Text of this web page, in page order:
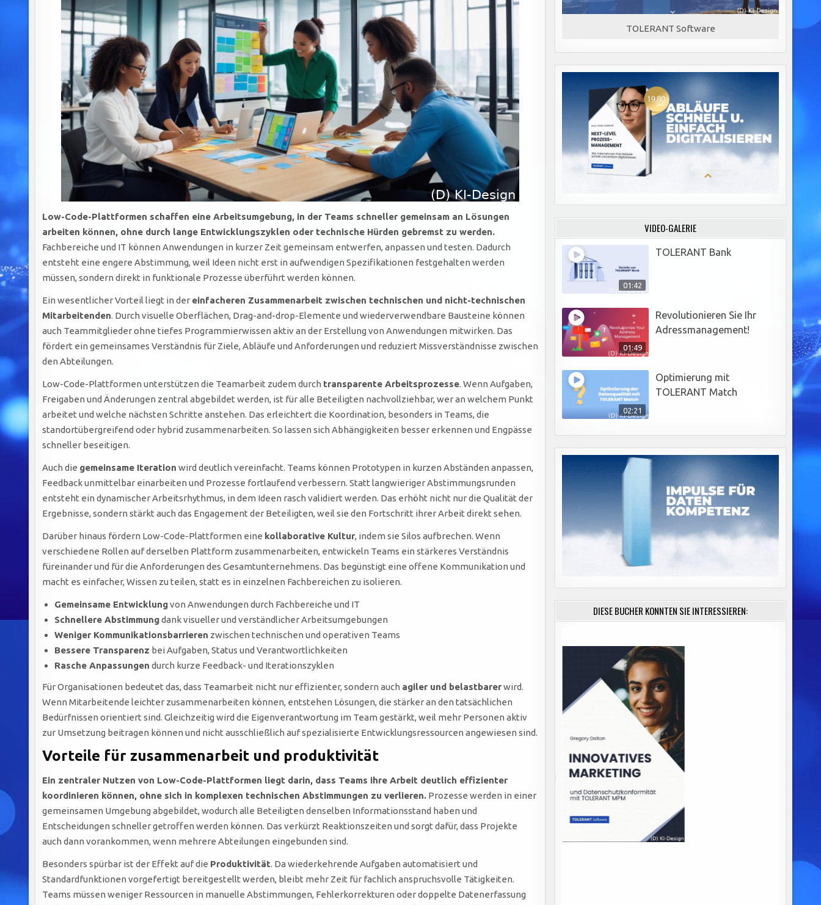
Low-Code-Plattformen schaffen eine Arbeitsumgebung, in der Teams schneller gemeinsam an Lösungen
arbeiten können, ohne durch lange Entwicklungszyklen oder technische Hürden gebremst zu werden.
Fachbereiche und IT können Anwendungen in kurzer Zeit gemeinsam entwerfen, anpassen und testen. Dadurch
entsteht eine engere Abstimmung, weil Ideen nicht erst in aufwendigen Spezifikationen festgehalten werden
müssen, sondern direkt in funktionale Prozesse überführt werden können.
Ein wesentlicher Vorteil liegt in der einfacheren Zusammenarbeit zwischen technischen und nicht-technischen
Mitarbeitenden. Durch visuelle Oberflächen, Drag-and-drop-Elemente und wiederverwendbare Bausteine können
auch Teammitglieder ohne tiefes Programmierwissen aktiv an der Erstellung von Anwendungen mitwirken. Das
fördert ein gemeinsames Verständnis für Ziele, Abläufe und Anforderungen und reduziert Missverständnisse zwischen
den Abteilungen.
Low-Code-Plattformen unterstützen die Teamarbeit zudem durch transparente Arbeitsprozesse. Wenn Aufgaben,
Freigaben und Änderungen zentral abgebildet werden, ist für alle Beteiligten nachvollziehbar, wer an welchem Punkt
arbeitet und welche nächsten Schritte anstehen. Das erleichtert die Koordination, besonders in Teams, die
standortübergreifend oder hybrid zusammenarbeiten. So lassen sich Abhängigkeiten besser erkennen und Engpässe
schneller beseitigen.
Auch die gemeinsame Iteration wird deutlich vereinfacht. Teams können Prototypen in kurzen Abständen anpassen,
Feedback unmittelbar einarbeiten und Prozesse fortlaufend verbessern. Statt langwieriger Abstimmungsrunden
entsteht ein dynamischer Arbeitsrhythmus, in dem Ideen rasch validiert werden. Das erhöht nicht nur die Qualität der
Ergebnisse, sondern stärkt auch das Engagement der Beteiligten, weil sie den Fortschritt ihrer Arbeit direkt sehen.
Darüber hinaus fördern Low-Code-Plattformen eine kollaborative Kultur, indem sie Silos aufbrechen. Wenn
verschiedene Rollen auf derselben Plattform zusammenarbeiten, entwickeln Teams ein stärkeres Verständnis
füreinander und für die Anforderungen des Gesamtunternehmens. Das begünstigt eine offene Kommunikation und
macht es einfacher, Wissen zu teilen, statt es in einzelnen Fachbereichen zu isolieren.
Gemeinsame Entwicklungvon Anwendungen durch Fachbereiche und IT
Schnellere Abstimmungdank visueller und verständlicher Arbeitsumgebungen
Weniger Kommunikationsbarrieren zwischen technischen und operativen Teams
Bessere Transparenz bei Aufgaben, Status und Verantwortlichkeiten
Rasche Anpassungen durch kurze Feedback- und Iterationszyklen
Für Organisationen bedeutet das, dass Teamarbeit nicht nur effizienter, sondern auch agiler und belastbarerwird.
Wenn Mitarbeitende leichter zusammenarbeiten können, entstehen Lösungen, die stärker an den tatsächlichen
Bedürfnissen orientiert sind. Gleichzeitig wird die Eigenverantwortung im Team gestärkt, weil mehr Personen aktiv
zur Umsetzung beitragen können und nicht ausschließlich auf spezialisierte Entwicklungsressourcen angewiesen sind.
Vorteile für zusammenarbeit und produktivität
Ein zentraler Nutzen von Low-Code-Plattformen liegt darin, dass Teams ihre Arbeit deutlich effizienter
koordinieren können, ohne sich in komplexen technischen Abstimmungen zu verlieren. Prozesse werden in einer
gemeinsamen Umgebung abgebildet, wodurch alle Beteiligten denselben Informationsstand haben und
Entscheidungen schneller getroffen werden können. Das verkürzt Reaktionszeiten und sorgt dafür, dass Projekte
auch dann vorankommen, wenn mehrere Abteilungen eingebunden sind.
Besonders spürbar ist der Effekt auf die Produktivität. Da wiederkehrende Aufgaben automatisiert und
Standardfunktionen vorgefertigt bereitgestellt werden, bleibt mehr Zeit für fachlich anspruchsvolle Tätigkeiten.
Teams müssen weniger Ressourcen in manuelle Abstimmungen, Fehlerkorrekturen oder doppelte Datenerfassung
TOLERANT Software
VIDEO-GALERIE
01:42
TOLERANT Bank
01:49
Revolutionieren Sie Ihr
Adressmanagement!
02:21
Optimierung mit
TOLERANT Match
DIESE BÜCHER KÖNNTEN SIE INTERESSIEREN: